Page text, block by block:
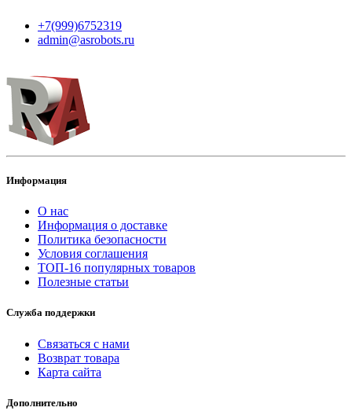
+7(999)6752319
admin@asrobots.ru
Информация
О нас
Информация о доставке
Политика безопасности
Условия соглашения
ТОП-16 популярных товаров
Полезные статьи
Служба поддержки
Связаться с нами
Возврат товара
Карта сайта
Дополнительно